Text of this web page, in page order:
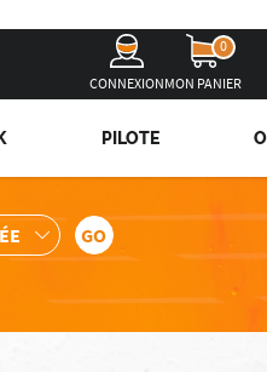
CONNEXION
0
MON PANIER
PILOTE